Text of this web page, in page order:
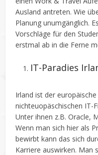
Ausland antreten. Wie
Planung unumgänglich.
Vorschläge für den
erstmal ab in die Ferne
IT-Paradies
Irland ist der
nichteuopäschischen IT-
Unter ihnen z.B. Oracle,
Wenn man sich hier als
bewirbt kann das sich
Karriere auswirken. Man